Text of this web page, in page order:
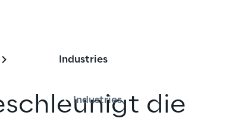
Industries
Industries
die